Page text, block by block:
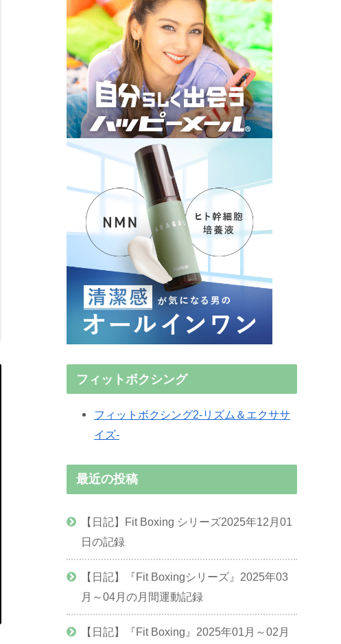
フィットボクシング
フィットボクシング2-リズム＆エクササ
イズ-
最近の投稿
【日記】Fit Boxing シリーズ2025年12月01
日の記録
【日記】『Fit Boxingシリーズ』2025年03
月～04月の月間運動記録
【日記】『Fit Boxing』2025年01月～02月